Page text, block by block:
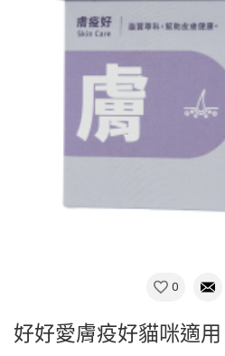
0
好好愛膚疫好貓咪適用